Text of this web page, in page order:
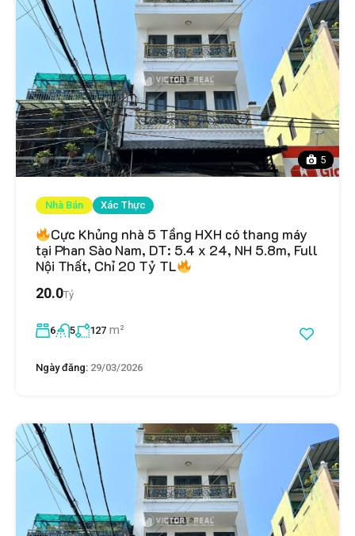
5
Nhà Bán Xác Thực
Cực Khủng nhà 5 Tầng HXH có thang máy
tại Phan Sào Nam, DT: 5.4 x 24, NH 5.8m, Full
Nội Thất, Chỉ 20 Tỷ TL
20.0Tỷ
6 5 127 m²
Ngày đăng: 29/03/2026